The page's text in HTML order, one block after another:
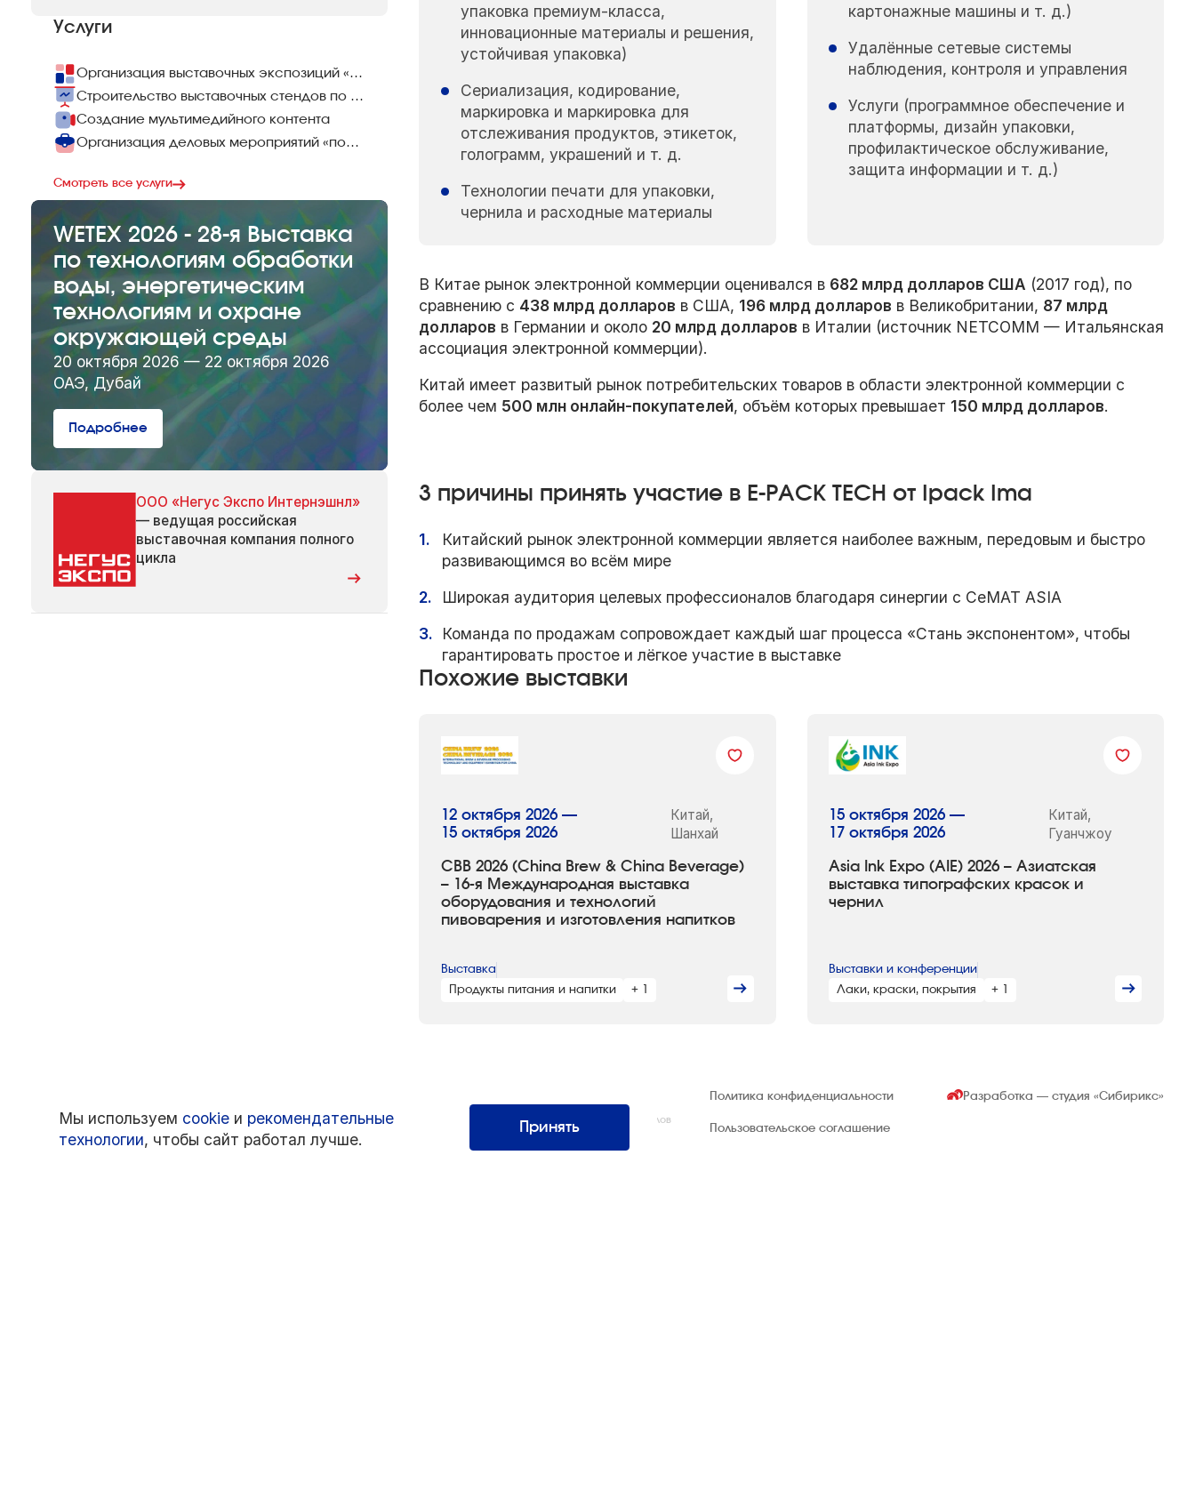
Услуги
Организация выставочных экспозиций «под ключ»
Строительство выставочных стендов по всему миру
Создание мультимедийного контента
Организация деловых мероприятий «под ключ»
Смотреть все услуги
WETEX 2026 - 28-я Выставка
по технологиям обработки
воды, энергетическим
технологиям и охране
окружающей среды
20 октября 2026 — 22 октября 2026
ОАЭ, Дубай
Подробнее
ООО «Негус Экспо Интернэшнл»
— ведущая российская
выставочная компания полного
цикла
упаковка премиум-класса,
инновационные материалы и решения,
устойчивая упаковка)
Сериализация, кодирование,
маркировка и маркировка для
отслеживания продуктов, этикеток,
голограмм, украшений и т. д.
Технологии печати для упаковки,
чернила и расходные материалы
картонажные машины и т. д.)
Удалённые сетевые системы
наблюдения, контроля и управления
Услуги (программное обеспечение и
платформы, дизайн упаковки,
профилактическое обслуживание,
защита информации и т. д.)
В Китае рынок электронной коммерции оценивался в 682 млрд долларов США (2017 год), по
сравнению с 438 млрд долларов в США, 196 млрд долларов в Великобритании, 87 млрд
долларов в Германии и около 20 млрд долларов в Италии (источник NETCOMM — Итальянская
ассоциация электронной коммерции).
Китай имеет развитый рынок потребительских товаров в области электронной коммерции с
более чем 500 млн онлайн-покупателей, объём которых превышает 150 млрд долларов.
3 причины принять участие в E-PACK TECH от Ipack Ima
Китайский рынок электронной коммерции является наиболее важным, передовым и быстро
развивающимся во всём мире
Широкая аудитория целевых профессионалов благодаря синергии с CeMAT ASIA
Команда по продажам сопровождает каждый шаг процесса «Стань экспонентом», чтобы
гарантировать простое и лёгкое участие в выставке
Похожие выставки
CBB 2026 (China Brew & China Beverage)
– 16-я Международная выставка
оборудования и технологий
пивоварения и изготовления напитков
12 октября 2026 —
15 октября 2026
Китай,
Шанхай
Выставка
Продукты питания и напитки
+ 1
Asia Ink Expo (AIE) 2026 – Азиатская
выставка типографских красок и
чернил
15 октября 2026 —
17 октября 2026
Китай,
Гуанчжоу
Выставки и конференции
Лаки, краски, покрытия
+ 1
Интернэшнл»
Все права защищены. Использование материалов
возможно только со ссылкой на источник.
Политика конфиденциальности
Пользовательское соглашение
Разработка — студия«Сибирикс»
Мы используем cookie и рекомендательные
технологии, чтобы сайт работал лучше.
Принять